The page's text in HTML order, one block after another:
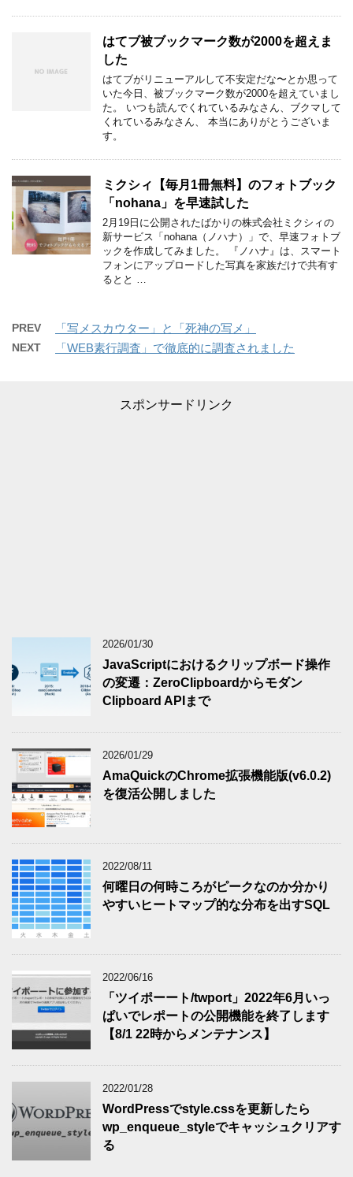
はてブ被ブックマーク数が2000を超えま
した
はてブがリニューアルして不安定だな〜とか思って
いた今日、被ブックマーク数が2000を超えていまし
た。 いつも読んでくれているみなさん、ブクマして
くれているみなさん、 本当にありがとうございま
す。
ミクシィ【毎月1冊無料】のフォトブック
「nohana」を早速試した
2月19日に公開されたばかりの株式会社ミクシィの
新サービス「nohana（ノハナ）」で、早速フォトブ
ックを作成してみました。 『ノハナ』は、スマート
フォンにアップロードした写真を家族だけで共有す
るとと …
PREV 「写メスカウター」と「死神の写メ」
NEXT 「WEB素行調査」で徹底的に調査されました
スポンサードリンク
2026/01/30
JavaScriptにおけるクリップボード操作
の変遷：ZeroClipboardからモダン
Clipboard APIまで
2026/01/29
AmaQuickのChrome拡張機能版(v6.0.2)
を復活公開しました
2022/08/11
何曜日の何時ころがピークなのか分かり
やすいヒートマップ的な分布を出すSQL
2022/06/16
「ツイポーート/twport」2022年6月いっ
ぱいでレポートの公開機能を終了します
【8/1 22時からメンテナンス】
2022/01/28
WordPressでstyle.cssを更新したら
wp_enqueue_styleでキャッシュクリアす
る